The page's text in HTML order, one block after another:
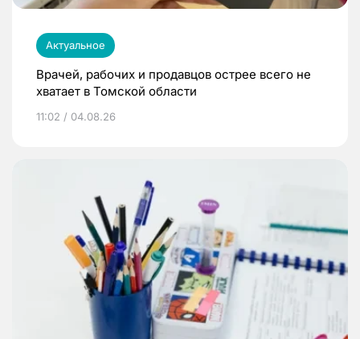
Актуальное
Врачей, рабочих и продавцов острее всего не
хватает в Томской области
11:02 / 04.08.26